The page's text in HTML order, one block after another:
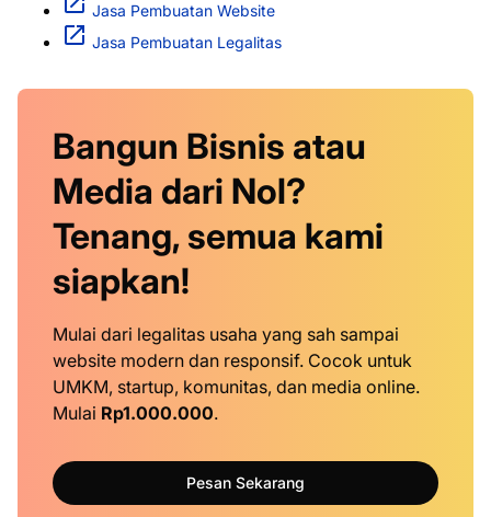
Jasa Pembuatan Website
Jasa Pembuatan Legalitas
Bangun Bisnis atau
Media dari Nol?
Tenang, semua kami
siapkan!
Mulai dari legalitas usaha yang sah sampai
website modern dan responsif. Cocok untuk
UMKM, startup, komunitas, dan media online.
Mulai Rp1.000.000.
Pesan Sekarang